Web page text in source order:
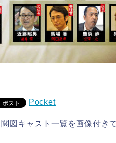
Pocket
関図キャスト一覧を画像付き